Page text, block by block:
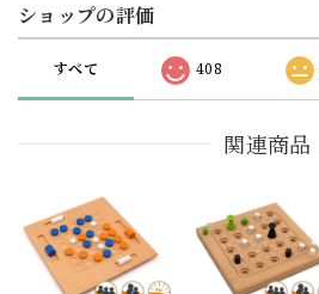
ショップの評価
すべて 408
関連商品